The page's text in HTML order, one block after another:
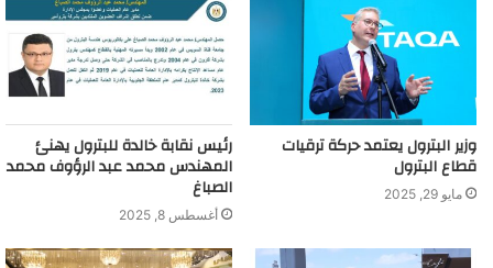
وزير البترول يعتمد حركة ترقيات
قطاع البترول
مايو 29, 2025
رئيس نقابة خالدة للبترول يهنئ
المهندس محمد عبد الرؤوف محمد
الصباغ
أغسطس 8, 2025